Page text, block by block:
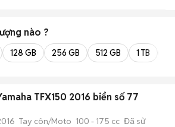
nào ?
128 GB 256 GB 512 GB 1 TB
TFX150 2016 biển số 77
Tay côn/Moto 100 - 175 cc Đã sử